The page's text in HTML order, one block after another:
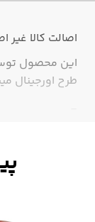
اصالت کالا غیر
این محصول
طرح اورجینال